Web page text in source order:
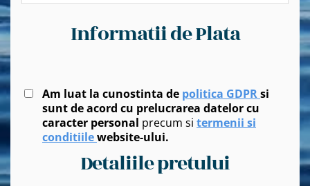
Informatii de Plata
Am luat la cunostinta de politica GDPRsi
sunt de acord cu prelucrarea datelor cu
caracter personal precum si termenii si
conditiilewebsite-ului.
Detaliile pretului